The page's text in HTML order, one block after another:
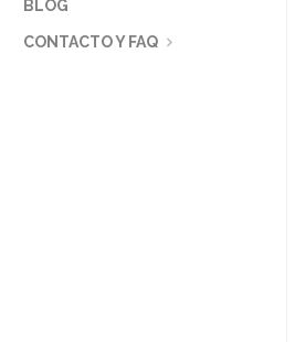
BLOG
CONTACTO Y FAQ